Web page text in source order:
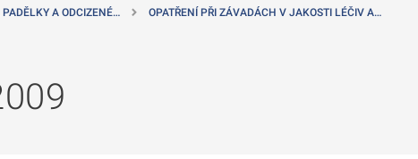
A ODCIZENÉ…
OPATŘENÍ PŘI ZÁVADÁCH V JAKOSTI LÉČIV A…